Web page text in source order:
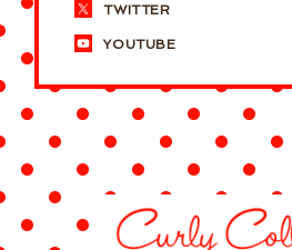
TWITTER
YOUTUBE